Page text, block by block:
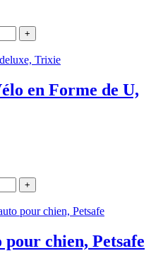
+
en Forme de U,
+
pour chien, Petsafe